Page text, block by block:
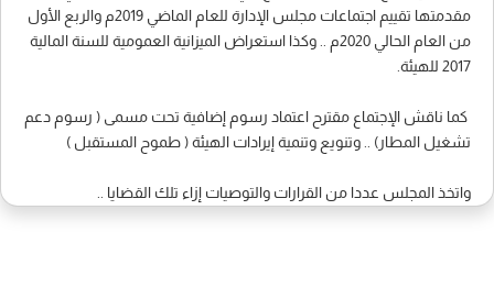
مقدمتها تقييم اجتماعات مجلس الإدارة للعام الماضي 2019م والربع الأول
من العام الحالي 2020م .. وكذا استعراض الميزانية العمومية للسنة المالية
2017 للهيئة.
كما ناقش الإجتماع مقترح اعتماد رسوم إضافية تحت مسمى ( رسوم دعم
تشغيل المطار) .. وتنويع وتنمية إيرادات الهيئة ( طموح المستقبل )
واتخذ المجلس عددا من القرارات والتوصيات إزاء تلك القضايا ..